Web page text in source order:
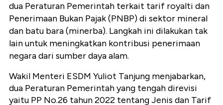
dua Peraturan Pemerintah terkait tarif royalti dan
Penerimaan Bukan Pajak (PNBP) di sektor mineral
dan batu bara (minerba). Langkah ini dilakukan tak
lain untuk meningkatkan kontribusi penerimaan
negara dari sumber daya alam.
Wakil Menteri ESDM Yuliot Tanjung menjabarkan,
dua Peraturan Pemerintah yang tengah direvisi
yaitu PP No.26 tahun 2022 tentang Jenis dan Tarif